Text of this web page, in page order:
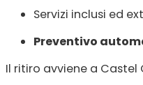
Servizi inclusi ed
Preventivo
Il ritiro avviene a